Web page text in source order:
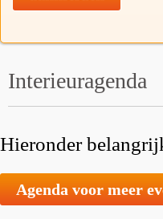
Interieuragenda
Hieronder
Agenda voor meer